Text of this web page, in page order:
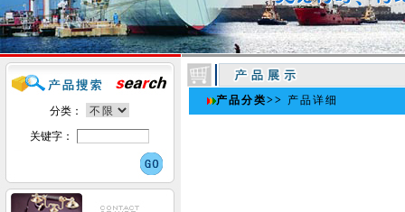
分类：
关键字：
产品分类>> 产品详细